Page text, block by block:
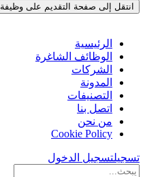
انتقل إلى صفحة التقديم على وظيفة
الرئيسية
الوظائف الشاغرة
الشركات
المدونة
التصنيفات
اتصل بنا
من نحن
Cookie Policy
تسجيلتسجيل الدخول